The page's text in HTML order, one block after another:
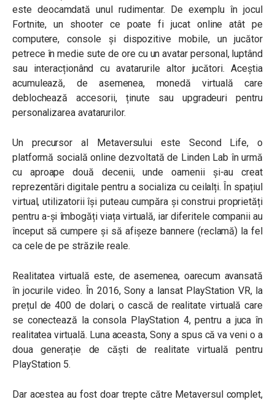
este deocamdată unul rudimentar. De exemplu în jocul
Fortnite, un shooter ce poate fi jucat online atât pe
computere, console și dispozitive mobile, un jucător
petrece în medie sute de ore cu un avatar personal, luptând
sau interacționând cu avatarurile altor jucători. Aceștia
acumulează, de asemenea, monedă virtuală care
deblochează accesorii, ținute sau upgradeuri pentru
personalizarea avatarurilor.
Un precursor al Metaversului este Second Life, o
platformă socială online dezvoltată de Linden Lab în urmă
cu aproape două decenii, unde oamenii și-au creat
reprezentări digitale pentru a socializa cu ceilalți. În spațiul
virtual, utilizatorii își puteau cumpăra și construi proprietăți
pentru a-și îmbogăți viața virtuală, iar diferitele companii au
început să cumpere și să afișeze bannere (reclamă) la fel
ca cele de pe străzile reale.
Realitatea virtuală este, de asemenea, oarecum avansată
în jocurile video. În 2016, Sony a lansat PlayStation VR, la
prețul de 400 de dolari, o cască de realitate virtuală care
se conectează la consola PlayStation 4, pentru a juca în
realitatea virtuală. Luna aceasta, Sony a spus că va veni o a
doua generație de căști de realitate virtuală pentru
PlayStation 5.
Dar acestea au fost doar trepte către Metaversul complet,